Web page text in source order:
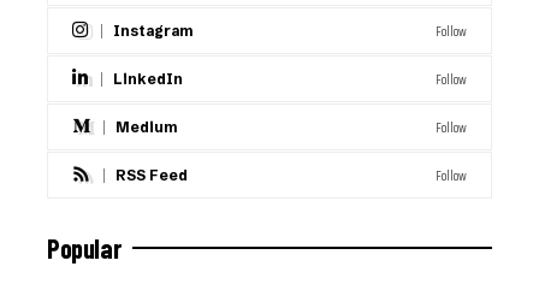
Instagram Follow
LinkedIn Follow
Medium Follow
RSS Feed Follow
Popular